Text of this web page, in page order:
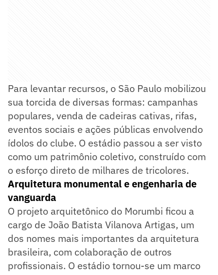
Para levantar recursos, o São Paulo mobilizou
sua torcida de diversas formas: campanhas
populares, venda de cadeiras cativas, rifas,
eventos sociais e ações públicas envolvendo
ídolos do clube. O estádio passou a ser visto
como um patrimônio coletivo, construído com
o esforço direto de milhares de tricolores.
Arquitetura monumental e engenharia de
vanguarda
O projeto arquitetônico do Morumbi ficou a
cargo de João Batista Vilanova Artigas, um
dos nomes mais importantes da arquitetura
brasileira, com colaboração de outros
profissionais. O estádio tornou-se um marco